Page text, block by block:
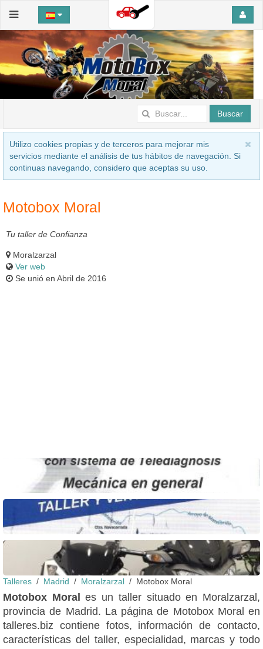
Buscar
Utilizo cookies propias y de terceros para mejorar mis
servicios mediante el análisis de tus hábitos de navegación. Si
continuas navegando, considero que aceptas su uso.
Motobox Moral
Tu taller de Confianza
Moralzarzal
Ver web
Se unió en Abril de 2016
Informacion 2
Boutique
Talleres Madrid Moralzarzal Motobox Moral
Motobox Moral es un taller situado en Moralzarzal,
provincia de Madrid. La página de Motobox Moral en
talleres.biz contiene fotos, información de contacto,
características del taller, especialidad, marcas y todo